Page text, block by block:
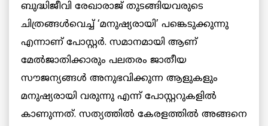
ബുദ്ധിജീവി രേഖാരാജ് തുടങ്ങിയവരുടെ
ചിത്രങ്ങള്‍വെച്ച് ‘മനുഷ്യരായി’ പങ്കെടുക്കുന്നു
എന്നാണ് പോസ്റ്റര്‍. സമാനമായി ആണ്
മേല്‍ജാതിക്കാരും പലതരം ജാതീയ
സൗജന്യങ്ങള്‍ അനുഭവിക്കുന്ന ആളുകളും
മനുഷ്യരായി വരുന്നു എന്ന് പോസ്റ്ററുകളില്‍
കാണുന്നത്. സത്യത്തില്‍ കേരളത്തില്‍ അങ്ങനെ